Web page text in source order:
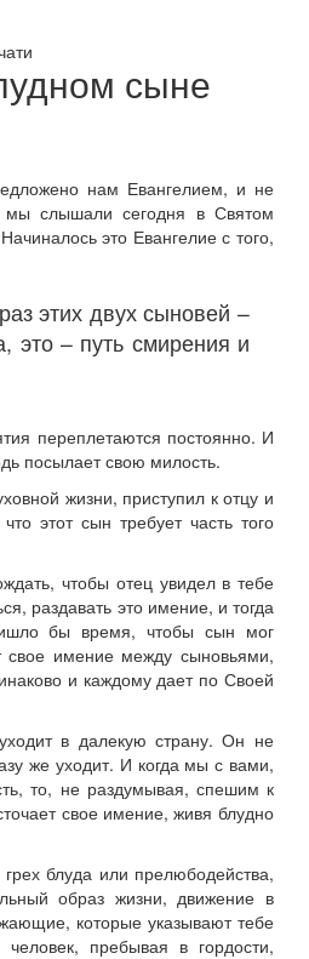
12
12
12
12
12
12
12
Перейти к
сыне
нам Евангелием, и не
слышали сегодня в Святом
это Евангелие с того,
этих двух сыновей –
это – путь смирения и
переплетаются постоянно. И
посылает свою милость.
жизни, приступил к отцу и
этот сын требует часть того
чтобы отец увидел в тебе
раздавать это имение, и тогда
бы время, чтобы сын мог
свое имение между сыновьями,
и каждому дает по Своей
в далекую страну. Он не
же уходит. И когда мы с вами,
то, не раздумывая, спешим к
свое имение, живя блудно
блуда или прелюбодейства,
образ жизни, движение в
которые указывают тебе
пребывая в гордости,